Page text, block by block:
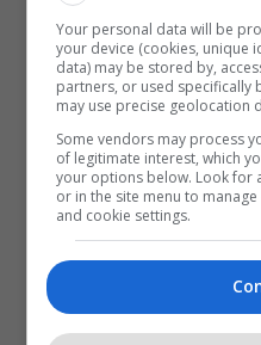
Your personal data will be
your device (cookies, unique
data) may be stored by,
partners, or used specifically
may use precise geolocation
Some vendors may process
of legitimate interest, which
your options below. Look for
or in the site menu to
and cookie settings.